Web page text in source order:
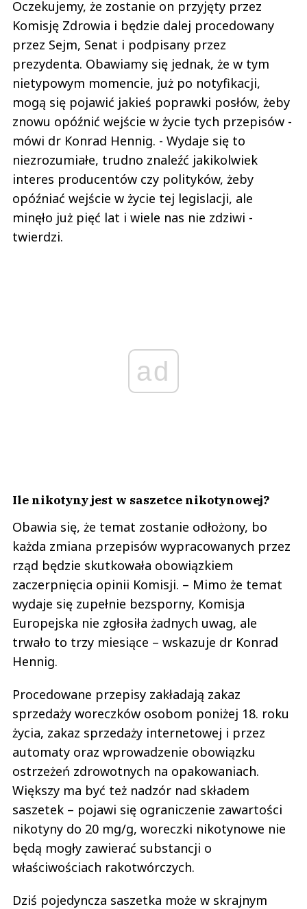
Oczekujemy, że zostanie on przyjęty przez
Komisję Zdrowia i będzie dalej procedowany
przez Sejm, Senat i podpisany przez
prezydenta. Obawiamy się jednak, że w tym
nietypowym momencie, już po notyfikacji,
mogą się pojawić jakieś poprawki posłów, żeby
znowu opóźnić wejście w życie tych przepisów -
mówi dr Konrad Hennig. - Wydaje się to
niezrozumiałe, trudno znaleźć jakikolwiek
interes producentów czy polityków, żeby
opóźniać wejście w życie tej legislacji, ale
minęło już pięć lat i wiele nas nie zdziwi -
twierdzi.
ad
Ile nikotyny jest w saszetce nikotynowej?
Obawia się, że temat zostanie odłożony, bo
każda zmiana przepisów wypracowanych przez
rząd będzie skutkowała obowiązkiem
zaczerpnięcia opinii Komisji. – Mimo że temat
wydaje się zupełnie bezsporny, Komisja
Europejska nie zgłosiła żadnych uwag, ale
trwało to trzy miesiące – wskazuje dr Konrad
Hennig.
Procedowane przepisy zakładają zakaz
sprzedaży woreczków osobom poniżej 18. roku
życia, zakaz sprzedaży internetowej i przez
automaty oraz wprowadzenie obowiązku
ostrzeżeń zdrowotnych na opakowaniach.
Większy ma być też nadzór nad składem
saszetek – pojawi się ograniczenie zawartości
nikotyny do 20 mg/g, woreczki nikotynowe nie
będą mogły zawierać substancji o
właściwościach rakotwórczych.
Dziś pojedyncza saszetka może w skrajnym